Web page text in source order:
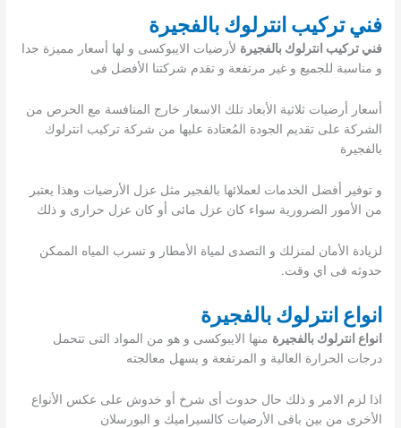
فني تركيب انترلوك بالفجيرة
فني تركيب انترلوك بالفجيرة لأرضيات الايبوكسى و لها أسعار مميزة جدا
و مناسبة للجميع و غير مرتفعة و تقدم شركتنا الأفضل فى
أسعار أرضيات ثلاثية الأبعاد تلك الاسعار خارج المنافسة مع الحرص من
الشركة على تقديم الجودة المُعتادة عليها من شركة تركيب انترلوك
بالفجيرة
و توفير أفضل الخدمات لعملائها بالفجير مثل عزل الأرضيات وهذا يعتبر
من الأمور الضرورية سواء كان عزل مائى أو كان عزل حرارى و ذلك
لزيادة الأمان لمنزلك و التصدى لمياة الأمطار و تسرب المياه الممكن
حدوثه فى اي وقت.
انواع انترلوك بالفجيرة
انواع انترلوك بالفجيرة منها الايبوكسى و هو من المواد التى تتحمل
درجات الحرارة العالية و المرتفعة و يسهل معالجته
اذا لزم الامر و ذلك حال حدوث أى شرخ أو خدوش على عكس الأنواع
الأخرى من بين باقى الأرضيات كالسيراميك و البورسلان